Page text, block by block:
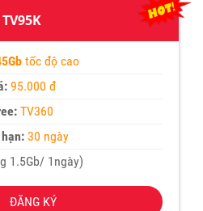
TV95K
tốc độ cao
95.000 đ
TV360
30 ngày
1.5Gb/ 1ngày)
ĐĂNG KÝ